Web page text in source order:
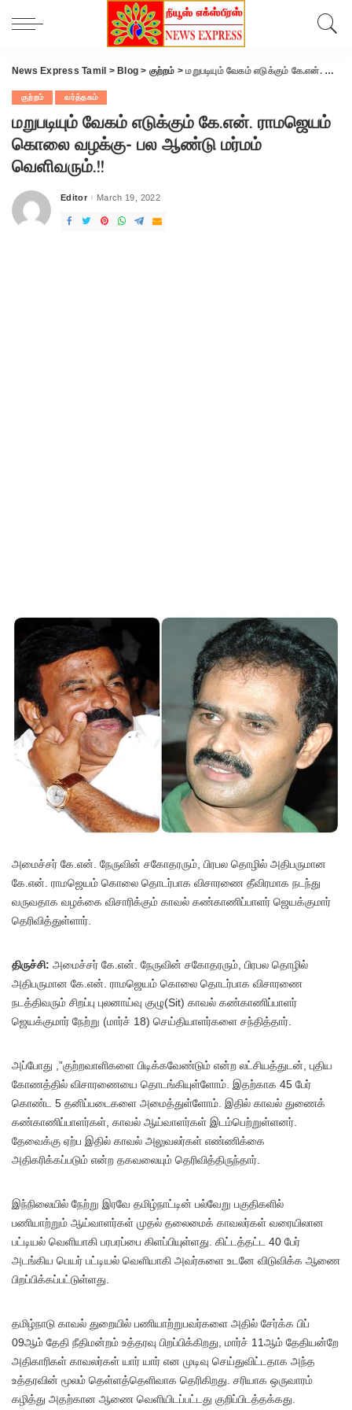
News Express Tamil > Blog > குற்றம் >மறுபடியும் வேகம் எடுக்கும் கே.என். ராமஜெயம் கொலை வழக்கு- பல ஆண்டு மர்மம் வெளிவரும்.!!
குற்றம் வர்த்தகம்
மறுபடியும் வேகம் எடுக்கும் கே.என். ராமஜெயம்
கொலை வழக்கு- பல ஆண்டு மர்மம்
வெளிவரும்.!!
Posted
Editor March 19, 2022
அமைச்சர் கே.என். நேருவின் சகோதரரும், பிரபல தொழில் அதிபருமான
கே.என். ராமஜெயம் கொலை தொடர்பாக விசாரணை தீவிரமாக நடந்து
வருவதாக வழக்கை விசாரிக்கும் காவல் கண்காணிப்பாளர் ஜெயக்குமார்
தெரிவித்துள்ளார்.
திருச்சி: அமைச்சர் கே.என். நேருவின் சகோதரரும், பிரபல தொழில்
அதிபருமான கே.என். ராமஜெயம் கொலை தொடர்பாக விசாரணை
நடத்திவரும் சிறப்பு புலனாய்வு குழு(Sit) காவல் கண்காணிப்பாளர்
ஜெயக்குமார் நேற்று (மார்ச் 18) செய்தியாளர்களை சந்தித்தார்.
அப்போது ,”குற்றவாளிகளை பிடிக்கவேண்டும் என்ற லட்சியத்துடன், புதிய
கோணத்தில் விசாரணையை தொடங்கியுள்ளோம். இதற்காக 45 பேர்
கொண்ட 5 தனிப்படைகளை அமைத்துள்ளோம். இதில் காவல் துணைக்
கண்காணிப்பாளர்கள், காவல் ஆய்வாளர்கள் இடம்பெற்றுள்ளனர்.
தேவைக்கு ஏற்ப இதில் காவல் அலுவலர்கள் எண்ணிக்கை
அதிகரிக்கப்படும் என்ற தகவலையும் தெரிவித்திருந்தார்.
இந்நிலையில் நேற்று இரவே தமிழ்நாட்டின் பல்வேறு பகுதிகளில்
பணியாற்றும் ஆய்வாளர்கள் முதல் தலைமைக் காவலர்கள் வரையிலான
பட்டியல் வெளியாகி பரபரப்பை கிளப்பியுள்ளது. கிட்டத்தட்ட 40 பேர்
அடங்கிய பெயர் பட்டியல் வெளியாகி அவர்களை உடனே விடுவிக்க ஆணை
பிறப்பிக்கப்பட்டுள்ளது.
தமிழ்நாடு காவல் துறையில் பணியாற்றுபவர்களை அதில் சேர்க்க பிப்
09ஆம் தேதி நீதிமன்றம் உத்தரவு பிறப்பிக்கிறது, மார்ச் 11ஆம் தேதியன்றே
அதிகாரிகள் காவலர்கள் யார் யார் என முடிவு செய்துவிட்டதாக அந்த
உத்தரவின் மூலம் தெள்ளத்தெளிவாக தெரிகிறது. சரியாக ஒருவாரம்
கழித்து அதற்கான ஆணை வெளியிடப்பட்டது குறிப்பிடத்தக்கது.